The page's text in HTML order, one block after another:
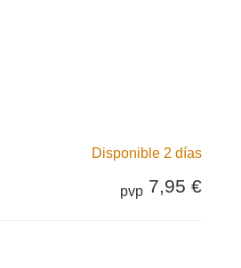
Disponible 2 días
pvp 7,95 €